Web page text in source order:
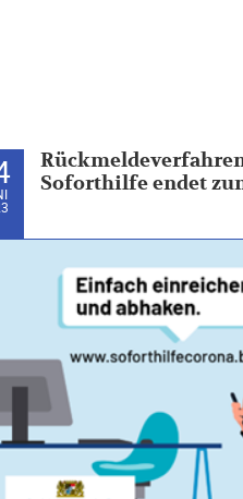
Soforthilfe endet